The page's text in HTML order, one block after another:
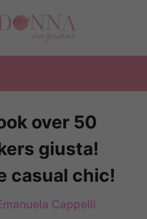
over 50
giusta!
casual chic!
Cappelli